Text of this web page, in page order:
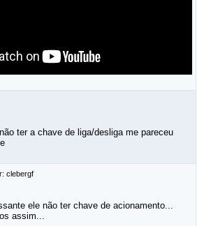
ter a chave de liga/desliga me pareceu
clebergf
ele não ter chave de acionamento...
assim...